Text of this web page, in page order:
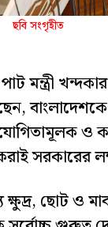
ছবি সংগৃহীত
মন্ত্রী
ও
সরকারের
ছোট ও